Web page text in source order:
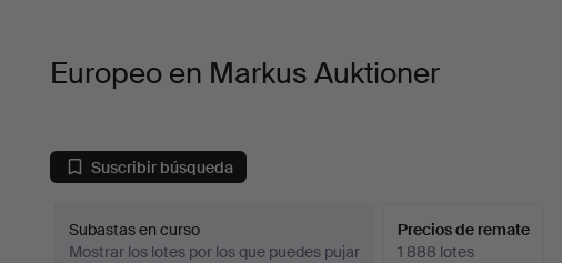
Europeo en Markus Auktioner
Suscribir búsqueda
Subastas en curso
Mostrar los lotes por los que puedes pujar
Precios de remate
1 888 lotes